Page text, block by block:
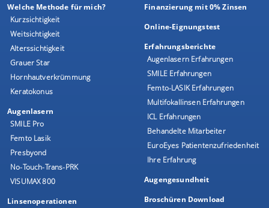
Welche Methode für mich?
Kurzsichtigkeit
Weitsichtigkeit
Alterssichtigkeit
Grauer Star
Hornhautverkrümmung
Keratokonus
Augenlasern
SMILE Pro
Femto Lasik
Presbyond
No-Touch-Trans-PRK
VISUMAX 800
Linsenoperationen
Finanzierung mit 0% Zinsen
Online-Eignungstest
Erfahrungsberichte
Augenlasern Erfahrungen
SMILE Erfahrungen
Femto-LASIK Erfahrungen
Multifokallinsen Erfahrungen
ICL Erfahrungen
Behandelte Mitarbeiter
EuroEyes Patientenzufriedenheit
Ihre Erfahrung
Augengesundheit
Broschüren Download